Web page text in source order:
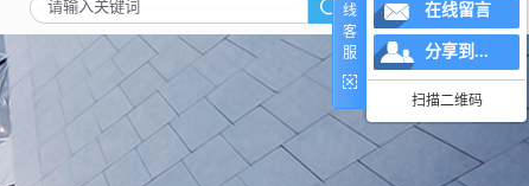
线
客
服
在线留言
分享到...
扫描二维码